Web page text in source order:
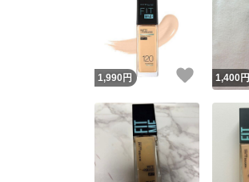
1,990 円 いいね！
1,400円